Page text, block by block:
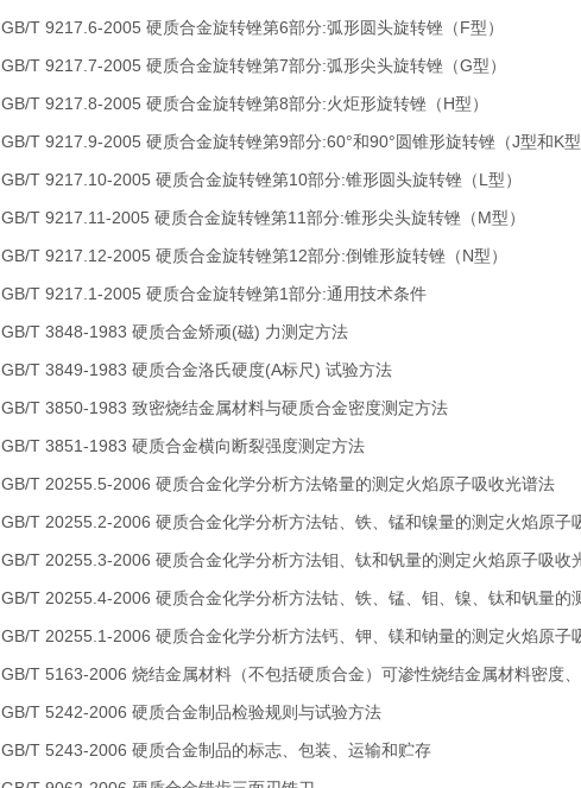
GB/T 9217.6-2005 硬质合金旋转锉第6部分:弧形圆头旋转锉（F型）
GB/T 9217.7-2005 硬质合金旋转锉第7部分:弧形尖头旋转锉（G型）
GB/T 9217.8-2005 硬质合金旋转锉第8部分:火炬形旋转锉（H型）
GB/T 9217.9-2005 硬质合金旋转锉第9部分:60°和90°圆锥形旋转锉（J型和K
GB/T 9217.10-2005 硬质合金旋转锉第10部分:锥形圆头旋转锉（L型）
GB/T 9217.11-2005 硬质合金旋转锉第11部分:锥形尖头旋转锉（M型）
GB/T 9217.12-2005 硬质合金旋转锉第12部分:倒锥形旋转锉（N型）
GB/T 9217.1-2005 硬质合金旋转锉第1部分:通用技术条件
GB/T 3848-1983 硬质合金矫顽(磁) 力测定方法
GB/T 3849-1983 硬质合金洛氏硬度(A标尺) 试验方法
GB/T 3850-1983 致密烧结金属材料与硬质合金密度测定方法
GB/T 3851-1983 硬质合金横向断裂强度测定方法
GB/T 20255.5-2006 硬质合金化学分析方法铬量的测定火焰原子吸收光谱法
GB/T 20255.2-2006 硬质合金化学分析方法钴、铁、锰和镍量的测定火焰原子
GB/T 20255.3-2006 硬质合金化学分析方法钼、钛和钒量的测定火焰原子吸收
GB/T 20255.4-2006 硬质合金化学分析方法钴、铁、锰、钼、镍、钛和钒量的
GB/T 20255.1-2006 硬质合金化学分析方法钙、钾、镁和钠量的测定火焰原子
GB/T 5163-2006 烧结金属材料（不包括硬质合金）可渗性烧结金属材料密度
GB/T 5242-2006 硬质合金制品检验规则与试验方法
GB/T 5243-2006 硬质合金制品的标志、包装、运输和贮存